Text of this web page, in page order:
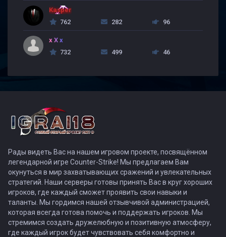
Kasper
762
282 96
x X x
732
499 46
Рады видеть Вас на нашем игровом проекте, посвящённом
легендарной игре Counter-Strike! Мы предлагаем Вам
окунуться в мир захватывающих сражений и увлекательных
стратегий. Наши серверы готовы принять Вас в круг хороших
игроков, где каждый сможет проявить свои навыки и
таланты. Мы гордимся нашей отзывчивой администрацией,
которая всегда готова помочь и поддержать игроков. Мы
стремимся создать дружелюбную и позитивную атмосферу,
где каждый игрок будет чувствовать себя комфортно и